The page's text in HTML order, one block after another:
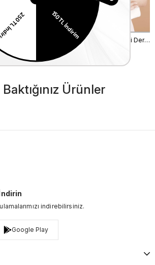
%10
Valentino Orlandi Kadın Hakiki Deri Pembe Omuz Çantası
₺20.450,00
Ürünler
indirebilirsiniz.
Google Play